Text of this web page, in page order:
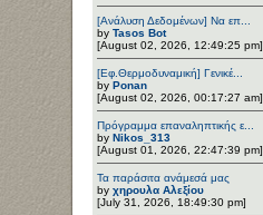
[Ανάλυση Δεδομένων] Να επ...
by Tasos Bot
[August 02, 2026, 12:49:25 pm]
[Εφ.Θερμοδυναμική] Γενικέ...
by Ponan
[August 02, 2026, 00:17:27 am]
Πρόγραμμα επαναληπτικής ε...
by Nikos_313
[August 01, 2026, 22:47:39 pm]
Τα παράσιτα ανάμεσά μας
by χηρουλα Αλεξίου
[July 31, 2026, 18:49:30 pm]